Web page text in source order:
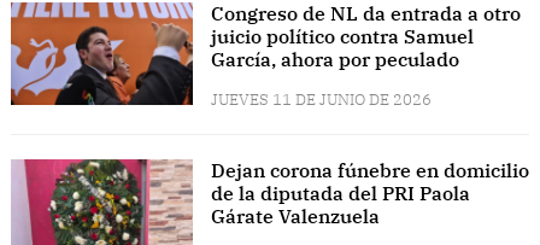
Congreso de NL da entrada a otro
juicio político contra Samuel
García, ahora por peculado
JUEVES 11 DE JUNIO DE 2026
Dejan corona fúnebre en domicilio
de la diputada del PRI Paola
Gárate Valenzuela